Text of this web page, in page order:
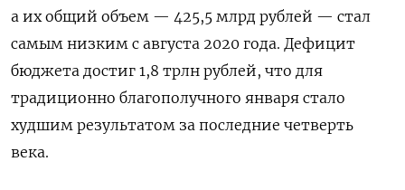
а их общий объем — 425,5 млрд рублей — стал
самым низким с августа 2020 года. Дефицит
бюджета достиг 1,8 трлн рублей, что для
традиционно благополучного января стало
худшим результатом за последние четверть
века.